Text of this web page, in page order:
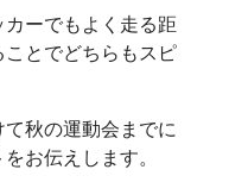
ーでもよく走る距
とでどちらもスピ
秋の運動会までに
お伝えします。